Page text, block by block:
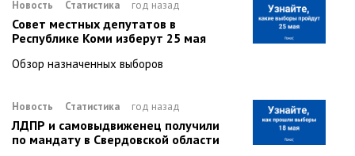
Новость Статистика год назад
Совет местных депутатов в
Республике Коми изберут 25 мая
Обзор назначенных выборов
Новость Статистика год назад
ЛДПР и самовыдвиженец получили
по мандату в Свердовской области